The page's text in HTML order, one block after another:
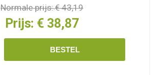
Normale prijs:€ 43,19
Prijs: € 38,87
BESTEL